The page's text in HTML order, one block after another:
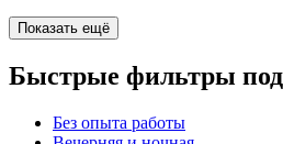
Показать ещё
Быстрые фильтры
Без опыта работы